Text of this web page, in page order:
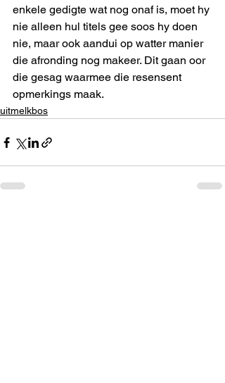
enkele gedigte wat nog onaf is, moet hy
nie alleen hul titels gee soos hy doen
nie, maar ook aandui op watter manier
die afronding nog makeer. Dit gaan oor
die gesag waarmee die resensent
opmerkings maak.
uitmelkbos